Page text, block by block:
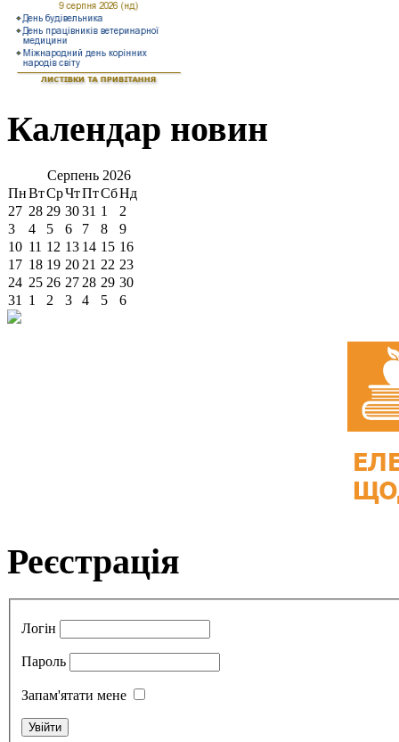
Календар новин
Серпень 2026
ПнВтСрЧтПтСбНд
27 28 29 3031 1
2
3
4 5 6 7 8
9
10 11 12 13 14 15 16
17 18 19 20 21 22 23
24 25 26 27 28 29 30
31
1 2 3 4 5 6
Реєстрація
Логін
Пароль
Запам'ятати мене